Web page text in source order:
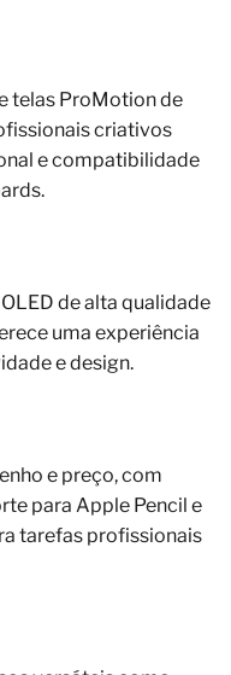
telas ProMotion de
criativos
e compatibilidade
de alta qualidade
uma experiência
e design.
e preço, com
para Apple Pencil e
tarefas profissionais